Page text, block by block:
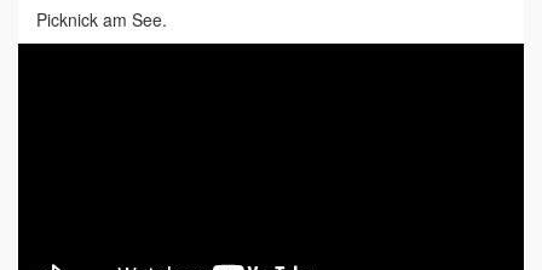
Picknick am See.